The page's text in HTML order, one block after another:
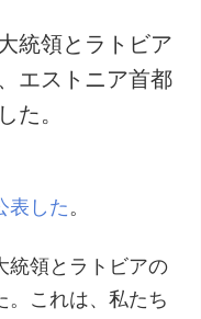
統領とラトビア
エストニア首都
た。
表した 。
統領とラトビアの
。これは、私たち